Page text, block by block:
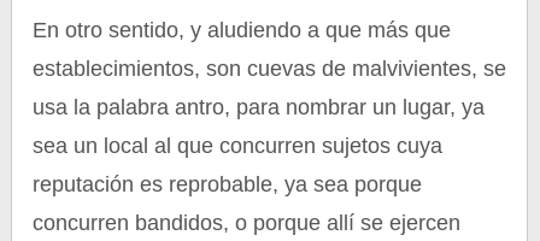
En otro sentido, y aludiendo a que más que
establecimientos, son cuevas de malvivientes, se
usa la palabra antro, para nombrar un lugar, ya
sea un local al que concurren sujetos cuya
reputación es reprobable, ya sea porque
concurren bandidos, o porque allí se ejercen